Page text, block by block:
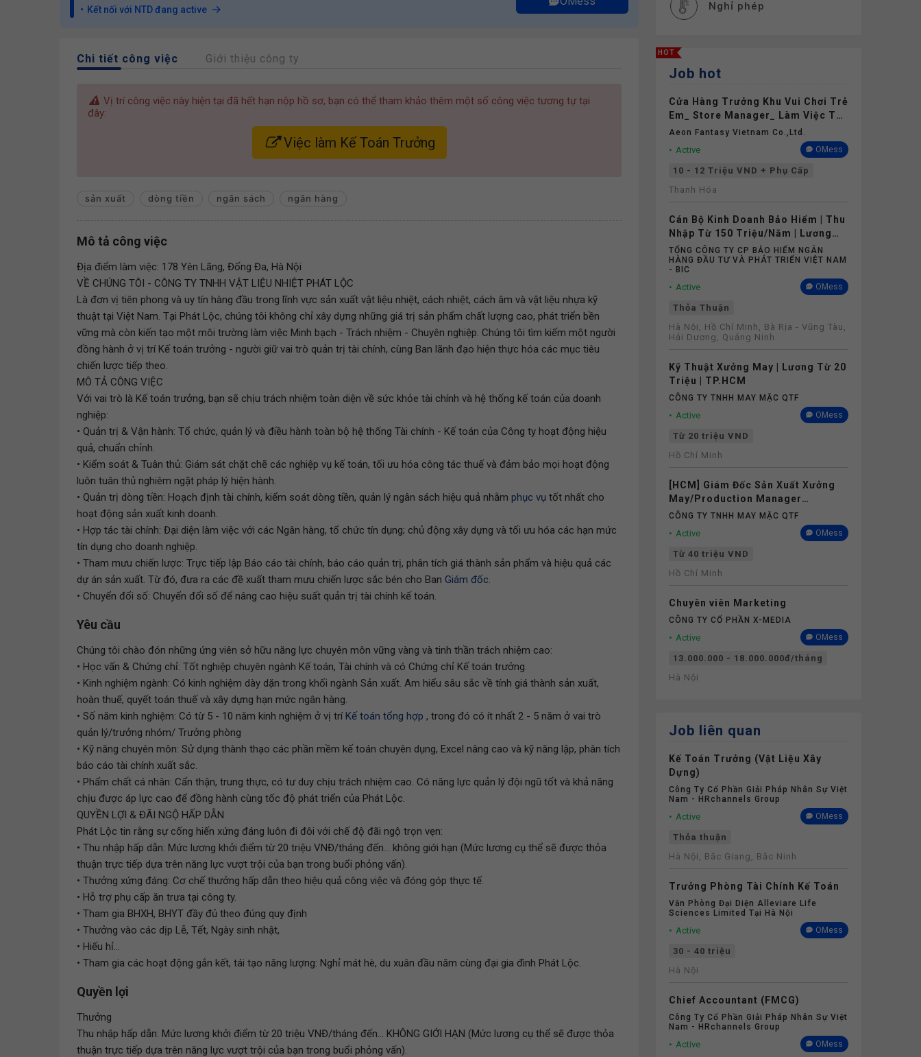
Kết nối với NTD đang active
Chi tiết công việc Giới thiệu công ty
Vị trí công việc này hiện tại đã hết hạn nộp hồ sơ, bạn có thể tham khảo thêm một số công việc tương tự tại
đây:
Việc làm Kế Toán Trưởng
sản xuất dòng tiền ngân sách ngân hàng
Mô tả công việc
Địa điểm làm việc: 178 Yên Lãng, Đống Đa, Hà Nội
VỀ CHÚNG TÔI - CÔNG TY TNHH VẬT LIỆU NHIỆT PHÁT LỘC
Là đơn vị tiên phong và uy tín hàng đầu trong lĩnh vực sản xuất vật liệu nhiệt, cách nhiệt, cách âm và vật liệu nhựa kỹ
thuật tại Việt Nam. Tại Phát Lộc, chúng tôi không chỉ xây dựng những giá trị sản phẩm chất lượng cao, phát triển bền
vững mà còn kiến tạo một môi trường làm việc Minh bạch - Trách nhiệm - Chuyên nghiệp. Chúng tôi tìm kiếm một người
đồng hành ở vị trí Kế toán trưởng - người giữ vai trò quản trị tài chính, cùng Ban lãnh đạo hiện thực hóa các mục tiêu
chiến lược tiếp theo.
MÔ TẢ CÔNG VIỆC
Với vai trò là Kế toán trưởng, bạn sẽ chịu trách nhiệm toàn diện về sức khỏe tài chính và hệ thống kế toán của doanh
nghiệp:
• Quản trị & Vận hành: Tổ chức, quản lý và điều hành toàn bộ hệ thống Tài chính - Kế toán của Công ty hoạt động hiệu
quả, chuẩn chỉnh.
• Kiểm soát & Tuân thủ: Giám sát chặt chẽ các nghiệp vụ kế toán, tối ưu hóa công tác thuế và đảm bảo mọi hoạt động
luôn tuân thủ nghiêm ngặt pháp lý hiện hành.
• Quản trị dòng tiền: Hoạch định tài chính, kiểm soát dòng tiền, quản lý ngân sách hiệu quả nhằm phục vụ tốt nhất cho
hoạt động sản xuất kinh doanh.
• Hợp tác tài chính: Đại diện làm việc với các Ngân hàng, tổ chức tín dụng; chủ động xây dựng và tối ưu hóa các hạn mức
tín dụng cho doanh nghiệp.
• Tham mưu chiến lược: Trực tiếp lập Báo cáo tài chính, báo cáo quản trị, phân tích giá thành sản phẩm và hiệu quả các
dự án sản xuất. Từ đó, đưa ra các đề xuất tham mưu chiến lược sắc bén cho Ban Giám đốc.
• Chuyển đổi số: Chuyển đổi số để nâng cao hiệu suất quản trị tài chính kế toán.
Yêu cầu
Chúng tôi chào đón những ứng viên sở hữu năng lực chuyên môn vững vàng và tinh thần trách nhiệm cao:
• Học vấn & Chứng chỉ: Tốt nghiệp chuyên ngành Kế toán, Tài chính và có Chứng chỉ Kế toán trưởng.
• Kinh nghiệm ngành: Có kinh nghiệm dày dặn trong khối ngành Sản xuất. Am hiểu sâu sắc về tính giá thành sản xuất,
hoàn thuế, quyết toán thuế và xây dựng hạn mức ngân hàng.
• Số năm kinh nghiệm: Có từ 5 - 10 năm kinh nghiệm ở vị tríKế toán tổng hợp , trong đó có ít nhất 2 - 5 năm ở vai trò
quản lý/trưởng nhóm/ Trưởng phòng
• Kỹ năng chuyên môn: Sử dụng thành thạo các phần mềm kế toán chuyên dụng, Excel nâng cao và kỹ năng lập, phân tích
báo cáo tài chính xuất sắc.
• Phẩm chất cá nhân: Cẩn thận, trung thực, có tư duy chịu trách nhiệm cao. Có năng lực quản lý đội ngũ tốt và khả năng
chịu được áp lực cao để đồng hành cùng tốc độ phát triển của Phát Lộc.
QUYỀN LỢI & ĐÃI NGỘ HẤP DẪN
Phát Lộc tin rằng sự cống hiến xứng đáng luôn đi đôi với chế độ đãi ngộ trọn vẹn:
• Thu nhập hấp dẫn: Mức lương khởi điểm từ 20 triệu VNĐ/tháng đến... không giới hạn (Mức lương cụ thể sẽ được thỏa
thuận trực tiếp dựa trên năng lực vượt trội của bạn trong buổi phỏng vấn).
• Thưởng xứng đáng: Cơ chế thưởng hấp dẫn theo hiệu quả công việc và đóng góp thực tế.
• Hỗ trợ phụ cấp ăn trưa tại công ty.
• Tham gia BHXH, BHYT đầy đủ theo đúng quy định
• Thưởng vào các dịp Lễ, Tết, Ngày sinh nhật,
• Hiếu hỉ...
• Tham gia các hoạt động gắn kết, tái tạo năng lượng: Nghỉ mát hè, du xuân đầu năm cùng đại gia đình Phát Lộc.
Quyền lợi
Thưởng
Thu nhập hấp dẫn: Mức lương khởi điểm từ 20 triệu VNĐ/tháng đến... KHÔNG GIỚI HẠN (Mức lương cụ thể sẽ được thỏa
thuận trực tiếp dựa trên năng lực vượt trội của bạn trong buổi phỏng vấn).
Nghỉ phép
HOT
Job hot
Cửa Hàng Trưởng Khu Vui Chơi Trẻ
Em_ Store Manager_ Làm Việc Tại
Aeon Mall Thanh Hóa
Aeon Fantasy Vietnam Co.,ltd.
Active OMess
10 - 12 Triệu VND + Phụ Cấp
Thanh Hóa
Cán Bộ Kinh Doanh Bảo Hiểm | Thu
Nhập Từ 150 Triệu/Năm | Lương
Cứng Không Phụ Thuộc Doanh Số
TỔNG CÔNG TY CP BẢO HIỂM NGÂN
HÀNG ĐẦU TƯ VÀ PHÁT TRIỂN VIỆT NAM
- BIC
Active OMess
Thỏa Thuận
Hà Nội, Hồ Chí Minh, Bà Rịa - Vũng Tàu,
Hải Dương, Quảng Ninh
Kỹ Thuật Xưởng May | Lương Từ 20
Triệu | TP.HCM
CÔNG TY TNHH MAY MẶC QTF
Active OMess
Từ 20 triệu VND
Hồ Chí Minh
[HCM] Giám Đốc Sản Xuất Xưởng
May/Production Manager
(Garments) - Lương 40M+
CÔNG TY TNHH MAY MẶC QTF
Active OMess
Từ 40 triệu VND
Hồ Chí Minh
Chuyên viên Marketing
CÔNG TY CỔ PHẦN X-MEDIA
Active OMess
13.000.000 - 18.000.000đ/tháng
Hà Nội
Job liên quan
Kế Toán Trưởng (Vật Liệu Xây
Dựng)
Công Ty Cổ Phần Giải Pháp Nhân Sự Việt
Nam - HRchannels Group
Active OMess
Thỏa thuận
Hà Nội, Bắc Giang, Bắc Ninh
Trưởng Phòng Tài Chính Kế Toán
Văn Phòng Đại Diện Alleviare Life
Sciences Limited Tại Hà Nội
Active OMess
30 - 40 triệu
Hà Nội
Chief Accountant (FMCG)
Công Ty Cổ Phần Giải Pháp Nhân Sự Việt
Nam - HRchannels Group
Active OMess